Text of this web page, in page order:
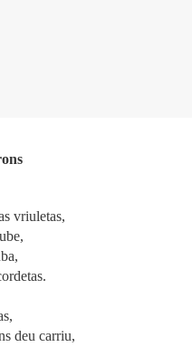
vriuletas,
deu carriu,